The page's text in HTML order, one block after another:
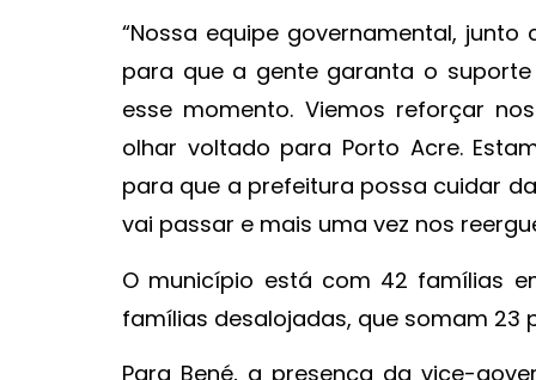
“Nossa equipe governamental,
para que a gente garanta o
esse momento. Viemos reforçar
olhar voltado para Porto Acre.
para que a prefeitura possa cuidar
vai passar e mais uma vez nos
O município está com 42 famílias
famílias desalojadas, que somam 23
Para Bené, a presença da vice-